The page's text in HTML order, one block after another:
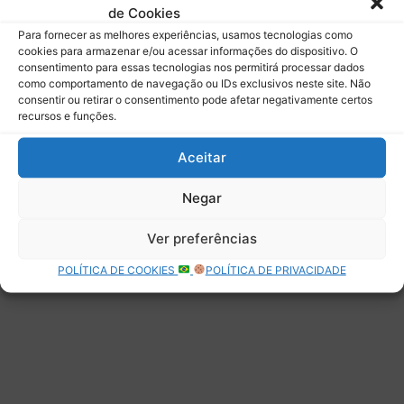
de Cookies
Para fornecer as melhores experiências, usamos tecnologias como
cookies para armazenar e/ou acessar informações do dispositivo. O
consentimento para essas tecnologias nos permitirá processar dados
como comportamento de navegação ou IDs exclusivos neste site. Não
consentir ou retirar o consentimento pode afetar negativamente certos
recursos e funções.
Aceitar
Negar
Ver preferências
POLÍTICA DE COOKIES POLÍTICA DE PRIVACIDADE
Deixe uma resposta